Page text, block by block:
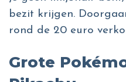
bezit krijgen.
rond de 20 euro
Grote